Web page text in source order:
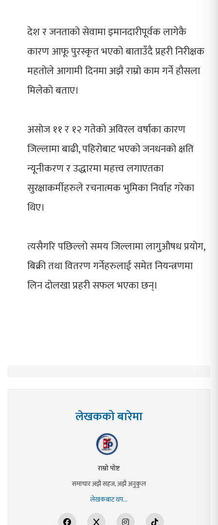
देश र जनताको सेवामा इमानदारीपूर्वक लागेकै
कारण आफू पुरस्कृत भएको बाताउँदै प्रहरी निरीक्षक
महतोले आगामी दिनमा अझ‌ै राम्रो काम गर्ने हौसला
मिलेको बताए।
असोज ११ र १२ गतेको अविरल वर्षाका कारण
जिल्लामा बाढी, पहिरोबाट भएको जनधनको क्षति
न्यूनीकरण र उद्धारमा महत्त्व लगाएतका
सुरक्षाकर्मीहरुले रचनात्मक भुमिका निर्वाह गरेका
थिए।
त्यसैगरि पछिल्लो समय जिल्लामा लागुऔषध प्रयोग,
बिक्री तथा वितरण गर्नेहरुलाई समेत नियन्त्रणमा
लिन दोलखा प्रहरी सफल भएका छन्।
लेखकको बारेमा
राम्रो पोष्ट
समाचार अझै सहज, अझै अनुकुल
लेखकबाट थप...